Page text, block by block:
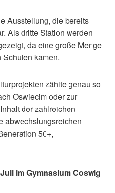
Ausstellung, die bereits
Als dritte Station werden
da eine große Menge
Schulen kamen.
zählte genau so
Oswiecim oder zur
der zahlreichen
abwechslungsreichen
50+,
im Gymnasium Coswig